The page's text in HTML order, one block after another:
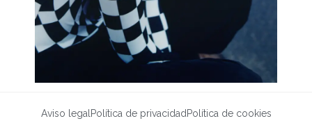
Aviso legal Política de privacidad Política de cookies